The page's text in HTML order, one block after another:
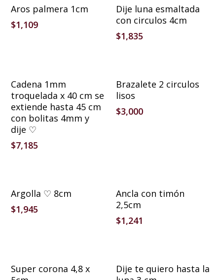
Añadir Al Carrito
Aros palmera 1cm
$1,109
Añadir Al Carrito
Dije luna esmaltada
con circulos 4cm
$1,835
Cadena 1mm
troquelada x 40 cm se
extiende hasta 45 cm
con bolitas 4mm y
dije ♡
$7,185
Añadir Al Carrito
Brazalete 2 circulos
lisos
$3,000
Argolla ♡ 8cm
$1,945
Añadir Al Carrito
Ancla con timón
2,5cm
$1,241
Super corona 4,8 x
Añadir Al Carrito
Dije te quiero hasta la